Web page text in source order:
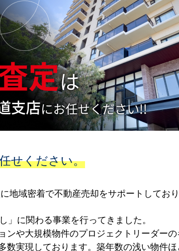
せください。
域密着で不動産売却をサポートしており
に関わる事業を行ってきました。
や大規模物件のプロジェクトリーダー
実現しております。築年数の浅い物件